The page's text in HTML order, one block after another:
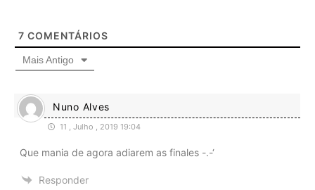
7 COMENTÁRIOS
Mais Antigo
Nuno Alves
11 , Julho , 2019 19:04
Que mania de agora adiarem as finales -.-‘
Responder